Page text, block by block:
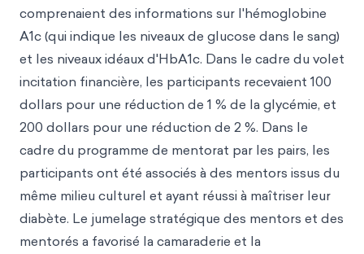
comprenaient des informations sur l'hémoglobine
A1c (qui indique les niveaux de glucose dans le sang)
et les niveaux idéaux d'HbA1c. Dans le cadre du volet
incitation financière, les participants recevaient 100
dollars pour une réduction de 1 % de la glycémie, et
200 dollars pour une réduction de 2 %. Dans le
cadre du programme de mentorat par les pairs, les
participants ont été associés à des mentors issus du
même milieu culturel et ayant réussi à maîtriser leur
diabète. Le jumelage stratégique des mentors et des
mentorés a favorisé la camaraderie et la